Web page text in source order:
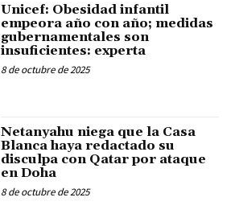
Unicef: Obesidad infantil
empeora año con año; medidas
gubernamentales son
insuficientes: experta
8 de octubre de 2025
Netanyahu niega que la Casa
Blanca haya redactado su
disculpa con Qatar por ataque
en Doha
8 de octubre de 2025